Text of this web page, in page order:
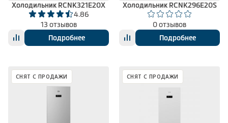
Холодильник RCNK321E20X
4.86
13 отзывов
Подробнее
Холодильник RCNK296E20S
0 отзывов
Подробнее
СНЯТ С ПРОДАЖИ СНЯТ С ПРОДАЖИ